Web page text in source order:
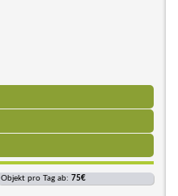
Objekt pro Tag ab: 75€